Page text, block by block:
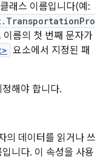
래스 이름입니다(예:
이름의 첫 번째 문자가
요소에서 지정된 패
해야 합니다.
의 데이터를 읽거나 쓰
니다. 이 속성을 사용